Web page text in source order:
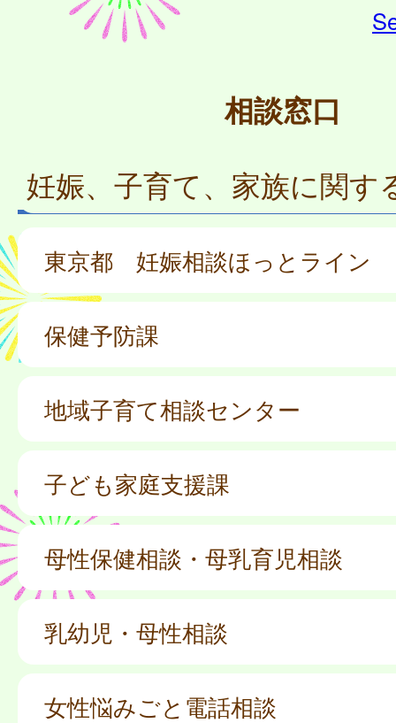
相談窓口
妊娠、子育て、家族に関す
東京都 妊娠相談ほっとライン
保健予防課
地域子育て相談センター
子ども家庭支援課
母性保健相談・母乳育児相談
乳幼児・母性相談
女性悩みごと電話相談